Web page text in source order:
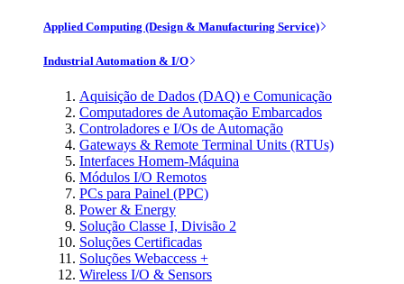
Applied Computing (Design & Manufacturing Service)
Industrial Automation & I/O
Aquisição de Dados (DAQ) e Comunicação
Computadores de Automação Embarcados
Controladores e I/Os de Automação
Gateways & Remote Terminal Units (RTUs)
Interfaces Homem-Máquina
Módulos I/O Remotos
PCs para Painel (PPC)
Power & Energy
Solução Classe I, Divisão 2
Soluções Certificadas
Soluções Webaccess +
Wireless I/O & Sensors